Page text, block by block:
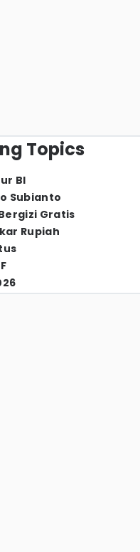
Topics
BI
Subianto
Gratis
Rupiah